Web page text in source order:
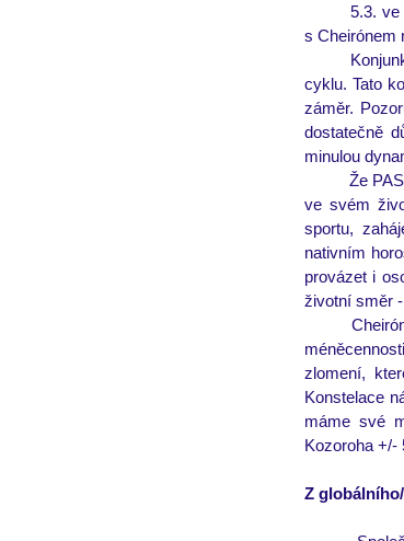
5.3.
cyklu. Tato
záměr.
dostatečně
minulou
Že
ve svém
sportu,
nativním
provázet i
životní směr
zlomení,
Konstelace
máme své
Kozoroha +/-
Z